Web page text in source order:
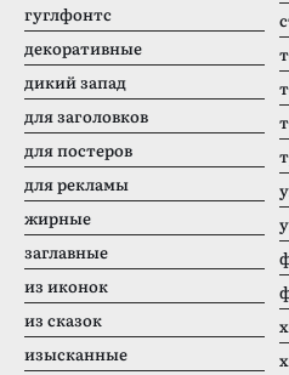
гуглфонтс
декоративные
дикий запад
для заголовков
для постеров
для рекламы
жирные
заглавные
из иконок
из сказок
изысканные